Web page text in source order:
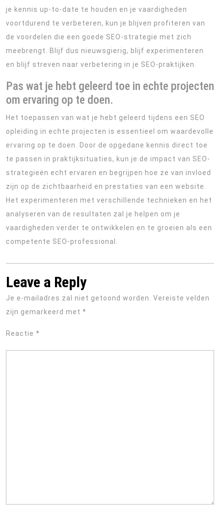
je kennis up-to-date te houden en je vaardigheden
voortdurend te verbeteren, kun je blijven profiteren van
de voordelen die een goede SEO-strategie met zich
meebrengt. Blijf dus nieuwsgierig, blijf experimenteren
en blijf streven naar verbetering in je SEO-praktijken.
Pas wat je hebt geleerd toe in echte projecten
om ervaring op te doen.
Het toepassen van wat je hebt geleerd tijdens een SEO
opleiding in echte projecten is essentieel om waardevolle
ervaring op te doen. Door de opgedane kennis direct toe
te passen in praktijksituaties, kun je de impact van SEO-
strategieën echt ervaren en begrijpen hoe ze van invloed
zijn op de zichtbaarheid en prestaties van een website.
Het experimenteren met verschillende technieken en het
analyseren van de resultaten zal je helpen om je
vaardigheden verder te ontwikkelen en te groeien als een
competente SEO-professional.
Leave a Reply
Je e-mailadres zal niet getoond worden.
Vereiste velden
zijn gemarkeerd met *
Reactie *